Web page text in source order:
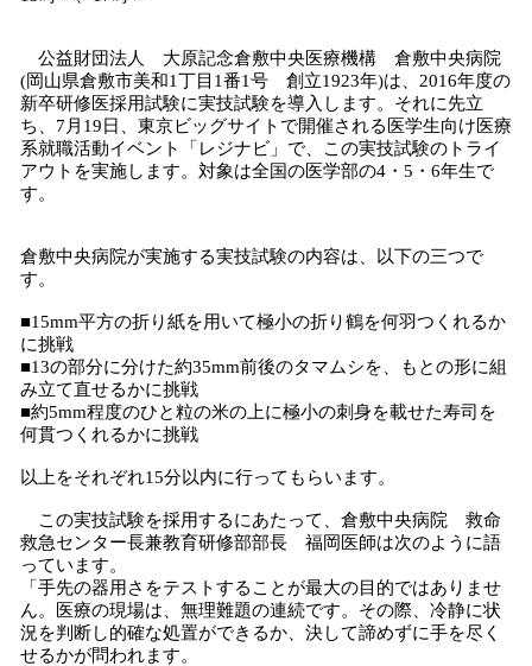
公益財団法人 大原記念倉敷中央医療機構 倉敷中央病院
(岡山県倉敷市美和1丁目1番1号 創立1923年)は、2016年度の
新卒研修医採用試験に実技試験を導入します。それに先立
ち、7月19日、東京ビッグサイトで開催される医学生向け医療
系就職活動イベント「レジナビ」で、この実技試験のトライ
アウトを実施します。対象は全国の医学部の4・5・6年生で
す。
倉敷中央病院が実施する実技試験の内容は、以下の三つで
す。
■15mm平方の折り紙を用いて極小の折り鶴を何羽つくれるか
に挑戦
■13の部分に分けた約35mm前後のタマムシを、もとの形に組
み立て直せるかに挑戦
■約5mm程度のひと粒の米の上に極小の刺身を載せた寿司を
何貫つくれるかに挑戦
以上をそれぞれ15分以内に行ってもらいます。
この実技試験を採用するにあたって、倉敷中央病院 救命
救急センター長兼教育研修部部長 福岡医師は次のように語
っています。
「手先の器用さをテストすることが最大の目的ではありませ
ん。医療の現場は、無理難題の連続です。その際、冷静に状
況を判断し的確な処置ができるか、決して諦めずに手を尽く
せるかが問われます。